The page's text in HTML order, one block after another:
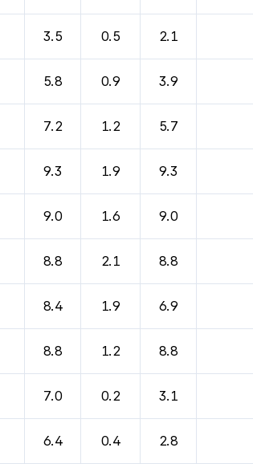
3.5 0.5 2.1
5.8 0.9 3.9
7.2 1.2 5.7
9.3 1.9 9.3
9.0 1.6 9.0
8.8 2.1 8.8
8.4 1.9 6.9
8.8 1.2 8.8
7.0 0.2 3.1
6.4 0.4 2.8